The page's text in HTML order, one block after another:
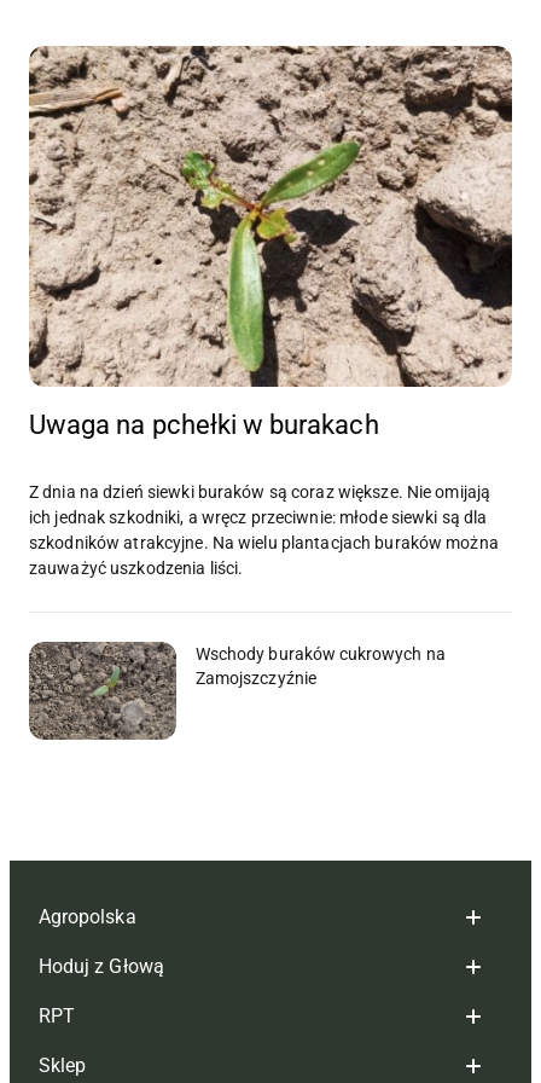
Uwaga na pchełki w burakach
Z dnia na dzień siewki buraków są coraz większe. Nie omijają
ich jednak szkodniki, a wręcz przeciwnie: młode siewki są dla
szkodników atrakcyjne. Na wielu plantacjach buraków można
zauważyć uszkodzenia liści.
Wschody buraków cukrowych na
Zamojszczyźnie
Agropolska
Redakcja
Reklama
Tagi
Hoduj z Głową
Hoduj z głową bydło
Hoduj z głową świnie
RPT
Redakcja
Sklep